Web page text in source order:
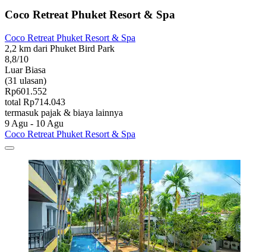
Coco Retreat Phuket Resort & Spa
Coco Retreat Phuket Resort & Spa
2,2 km dari Phuket Bird Park
8,8/10
Luar Biasa
(31 ulasan)
Rp601.552
total Rp714.043
termasuk pajak & biaya lainnya
9 Agu - 10 Agu
Coco Retreat Phuket Resort & Spa